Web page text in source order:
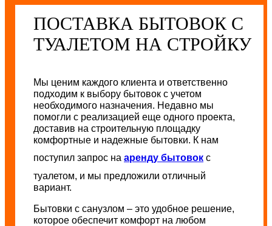
ПОСТАВКА БЫТОВОК С
ТУАЛЕТОМ НА СТРОЙКУ
Мы ценим каждого клиента и ответственно
подходим к выбору бытовок с учетом
необходимого назначения. Недавно мы
помогли с реализацией еще одного проекта,
доставив на строительную площадку
комфортные и надежные бытовки. К нам
поступил запрос на аренду бытовок с
туалетом, и мы предложили отличный
вариант.
Бытовки с санузлом – это удобное решение,
которое обеспечит комфорт на любом